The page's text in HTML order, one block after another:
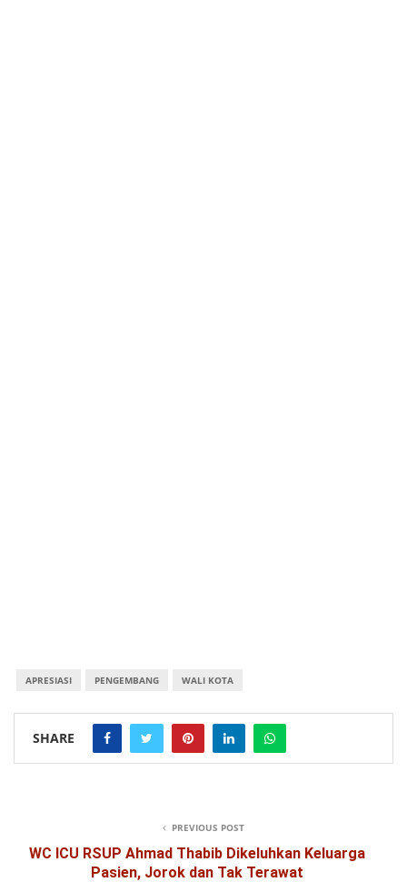
APRESIASI PENGEMBANG WALI KOTA
SHARE
PREVIOUS POST
WC ICU RSUP Ahmad Thabib Dikeluhkan Keluarga
Pasien, Jorok dan Tak Terawat